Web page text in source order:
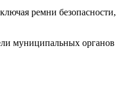
ремни безопасности,
муниципальных органов